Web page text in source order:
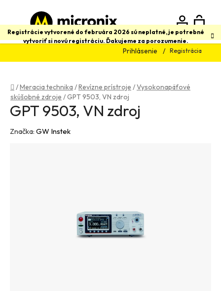
obsah
Registrácie vytvorené do februára 2026 sú neplatné, je potrebné
vytvoriť si novú registráciu. Ďakujeme za porozumenie.
Prihlásenie Registrácia
Hľadať
Domov
/Meracia technika /Revízne prístroje /Vysokonapäťové
skúšobné zdroje /GPT 9503, VN zdroj
GPT 9503, VN zdroj
Značka: GW Instek